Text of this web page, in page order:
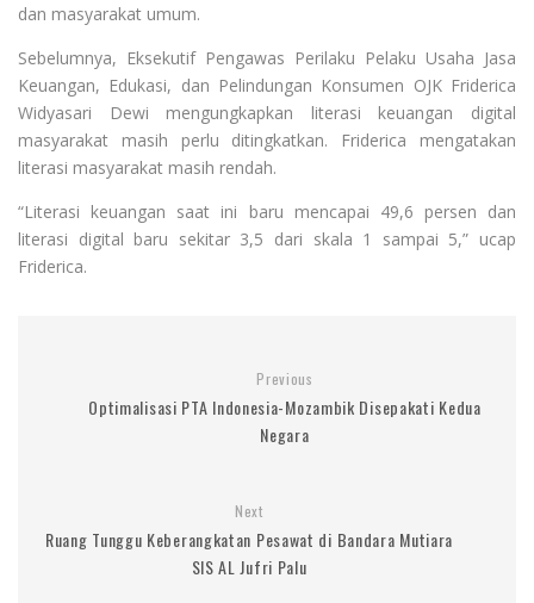
dan masyarakat umum.
Sebelumnya, Eksekutif Pengawas Perilaku Pelaku Usaha Jasa
Keuangan, Edukasi, dan Pelindungan Konsumen OJK Friderica
Widyasari Dewi mengungkapkan literasi keuangan digital
masyarakat masih perlu ditingkatkan. Friderica mengatakan
literasi masyarakat masih rendah.
“Literasi keuangan saat ini baru mencapai 49,6 persen dan
literasi digital baru sekitar 3,5 dari skala 1 sampai 5,” ucap
Friderica.
Previous
Optimalisasi PTA Indonesia-Mozambik Disepakati Kedua
Negara
Next
Ruang Tunggu Keberangkatan Pesawat di Bandara Mutiara
SIS AL Jufri Palu